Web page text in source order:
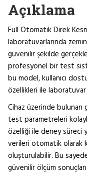
Açıklama
Full Otomatik Direk
laboratuvarlarında
güvenilir şekilde
profesyonel bir test
bu model, kullanıcı
özellikleri ile laboratuvar
Cihaz üzerinde bulunan
test parametreleri
özelliği ile deney süreci
verileri otomatik olarak
oluşturulabilir. Bu
güvenilir ölçüm